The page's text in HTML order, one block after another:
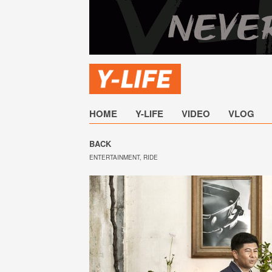
HOME Y-LIFE VIDEO VLOG
BACK
ENTERTAINMENT, RIDE